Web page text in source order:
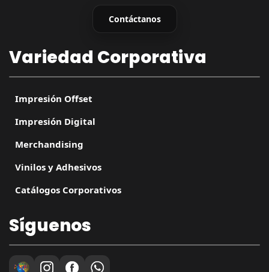
Contáctanos
Variedad Corporativa
Impresión Offset
Impresión Digital
Merchandising
Vinilos y Adhesivos
Catálogos Corporativos
Síguenos